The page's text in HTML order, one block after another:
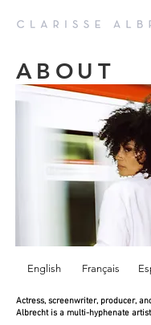
ABOUT
HOME
English Français
Actress, screenwriter, producer,
Albrecht is a multi-hyphenate